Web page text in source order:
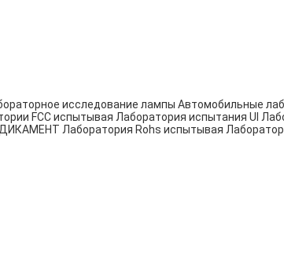
исследование лампы Автомобильные
FCC испытывая Лаборатория испытания Ul
Лаборатория Rohs испытывая